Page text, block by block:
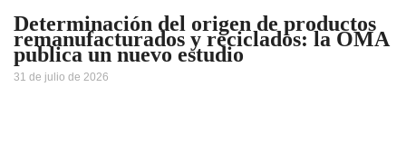
Determinación del origen de productos
remanufacturados y reciclados: la OMA
publica un nuevo estudio
31 de julio de 2026